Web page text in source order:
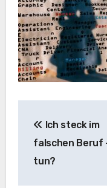
Ich steck im
falschen Beruf
tun?